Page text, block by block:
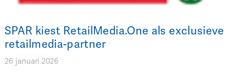
SPAR kiest RetailMedia.One als exclusieve
retailmedia-partner
26 januari 2026